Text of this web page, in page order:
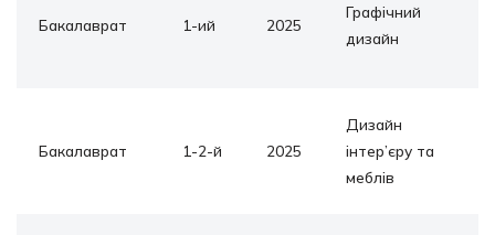
Бакалаврат 1-ий 2025
Графічний
дизайн
Бакалаврат 1-2-й 2025
Дизайн
інтер’єру та
меблів